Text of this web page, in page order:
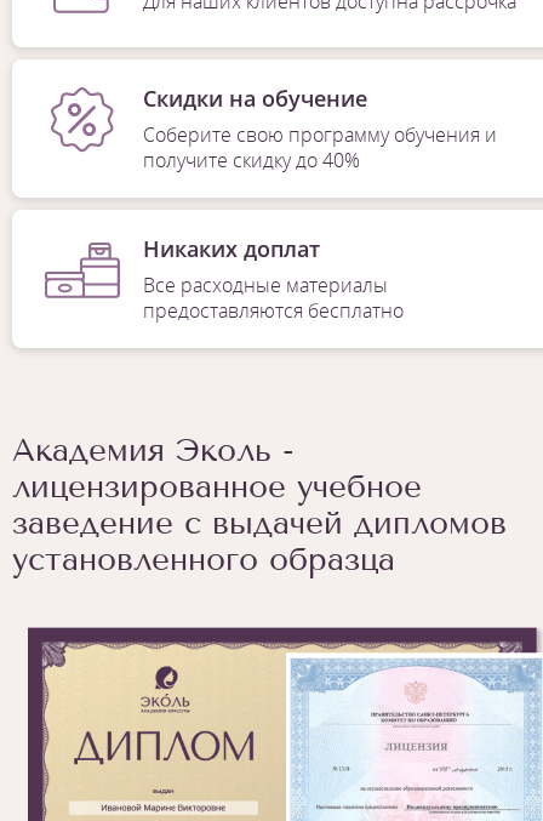
Скидки на обучение
Соберите свою программу обучения и
получите скидку до 40%
Никаких доплат
Все расходные материалы
предоставляются бесплатно
Академия Эколь -
лицензированное учебное
заведение с выдачей дипломов
установленного образца